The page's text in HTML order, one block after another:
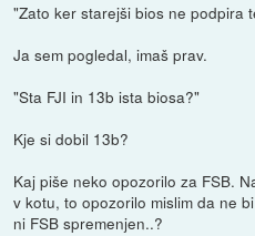
"Zato ker starejši bios ne podpira
Ja sem pogledal, imaš prav.
"Sta FJI in 13b ista biosa?"
Kje si dobil 13b?
Kaj piše neko opozorilo za FSB.
v kotu, to opozorilo mislim da ne
ni FSB spremenjen..?